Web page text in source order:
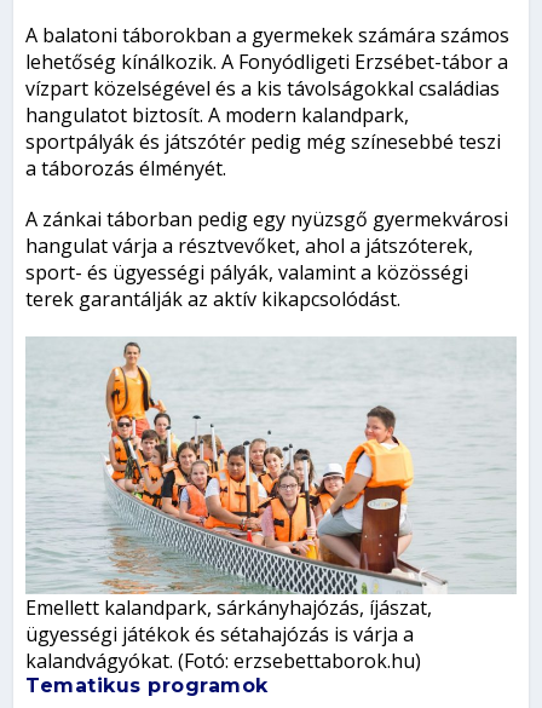
A balatoni táborokban a gyermekek számára számos
lehetőség kínálkozik. A Fonyódligeti Erzsébet-tábor a
vízpart közelségével és a kis távolságokkal családias
hangulatot biztosít. A modern kalandpark,
sportpályák és játszótér pedig még színesebbé teszi
a táborozás élményét.
A zánkai táborban pedig egy nyüzsgő gyermekvárosi
hangulat várja a résztvevőket, ahol a játszóterek,
sport- és ügyességi pályák, valamint a közösségi
terek garantálják az aktív kikapcsolódást.
Emellett kalandpark, sárkányhajózás, íjászat,
ügyességi játékok és sétahajózás is várja a
kalandvágyókat. (Fotó: erzsebettaborok.hu)
Tematikus programok